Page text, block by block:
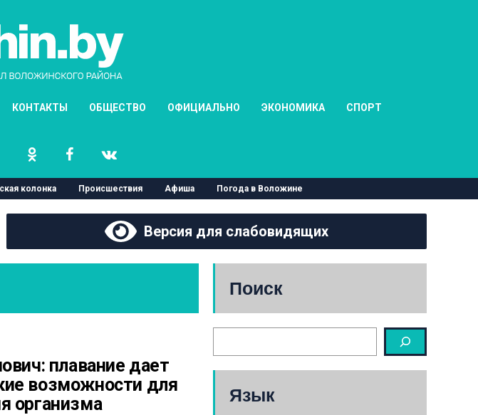
КОНТАКТЫ ОБЩЕСТВО ОФИЦИАЛЬНО ЭКОНОМИКА СПОРТ
колонка Происшествия Афиша Погода в Воложине
Версия для слабовидящих
плавание дает
возможности для
организма
Поиск
Язык